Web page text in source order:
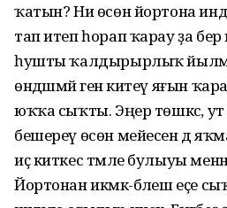
ҡатын? Ни өсөн йортона
тап итеп һорап ҡарау ҙа
һушты ҡалдырырлыҡ
өндәшмәй генә китеү яғын
юҡҡа сыҡты. Эңер төшкәс, ут
бешереү өсөн мейесен дә
иҫ киткес тәмле булыуы
Йортонан икмәк-бәлеш еҫе